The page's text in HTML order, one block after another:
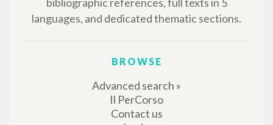
languages, and dedicated thematic sections.
BROWSE
Advanced search »
Il PerCorso
Contact us